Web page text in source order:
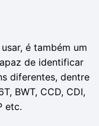
é também um
de identificar
diferentes, dentre
BWT, CCD, CDI,
etc.